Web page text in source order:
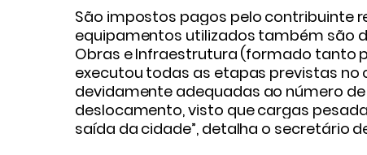
São impostos pagos pelo contribuinte
equipamentos utilizados também são
Obras e Infraestrutura (formado tanto
executou todas as etapas previstas
devidamente adequadas ao número
deslocamento, visto que cargas
saída da cidade”, detalha o secretário